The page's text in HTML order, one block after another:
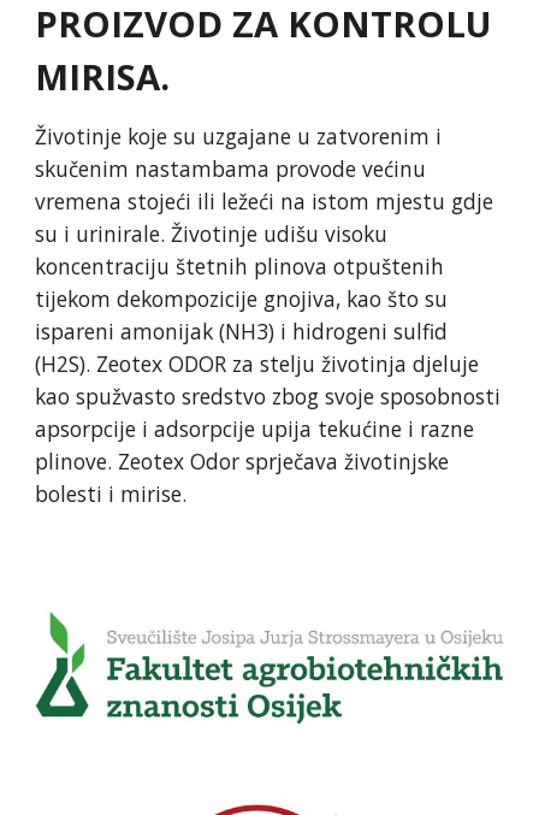
PROIZVOD ZA KONTROLU
MIRISA.
Životinje koje su uzgajane u zatvorenim i
skučenim nastambama provode većinu
vremena stojeći ili ležeći na istom mjestu gdje
su i urinirale. Životinje udišu visoku
koncentraciju štetnih plinova otpuštenih
tijekom dekompozicije gnojiva, kao što su
ispareni amonijak (NH3) i hidrogeni sulfid
(H2S). Zeotex ODOR za stelju životinja djeluje
kao spužvasto sredstvo zbog svoje sposobnosti
apsorpcije i adsorpcije upija tekućine i razne
plinove. Zeotex Odor sprječava životinjske
bolesti i mirise.